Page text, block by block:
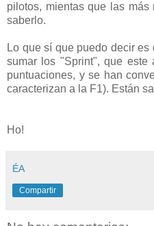
pilotos, mientas que las
saberlo.
Lo que sí que puedo decir
sumar los "Sprint", que
puntuaciones, y se han
caracterizan a la F1). Están
Ho!
ÉA
Compartir